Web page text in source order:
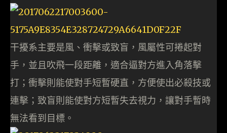
干擾系主要是風、衝擊或致盲，風屬性可捲起對
手，並且吹飛一段距離，適合逼對方進入角落擊
打；衝擊則能使對手短暫硬直，方便使出必殺技或
連擊；致盲則能使對方短暫失去視力，讓對手暫時
無法看到目標。